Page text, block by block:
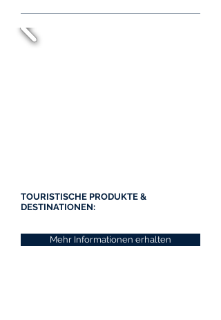
TOURISTISCHE PRODUKTE &
DESTINATIONEN:
Mehr Informationen erhalten